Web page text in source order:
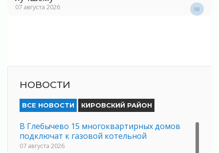
07 августа 2026 98
НОВОСТИ
ВСЕ НОВОСТИ КИРОВСКИЙ РАЙОН
В Глебычево 15 многоквартирных домов
подключат к газовой котельной
07 августа 2026